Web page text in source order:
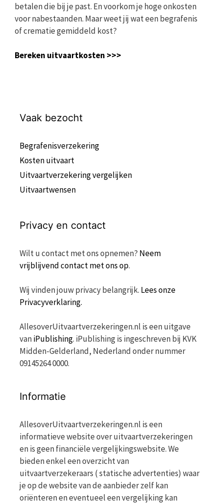
betalen die bij je past. En voorkom je hoge onkosten
voor nabestaanden. Maar weet jij wat een begrafenis
of crematie gemiddeld kost?
Bereken uitvaartkosten >>>
Vaak bezocht
Begrafenisverzekering
Kosten uitvaart
Uitvaartverzekering vergelijken
Uitvaartwensen
Privacy en contact
Wilt u contact met ons opnemen? Neem
vrijblijvend contact met ons op.
Wij vinden jouw privacy belangrijk. Lees onze
Privacyverklaring.
AllesoverUitvaartverzekeringen.nl is een uitgave
vaniPublishing. iPublishing is ingeschreven bij KVK
Midden-Gelderland, Nederland onder nummer
09145264 0000.
Informatie
AllesoverUitvaartverzekeringen.nl is een
informatieve website over uitvaartverzekeringen
en is geen financiële vergelijkingswebsite. We
bieden enkel een overzicht van
uitvaartverzekeraars ( statische advertenties) waar
je op de website van de aanbieder zelf kan
oriënteren en eventueel een vergelijking kan